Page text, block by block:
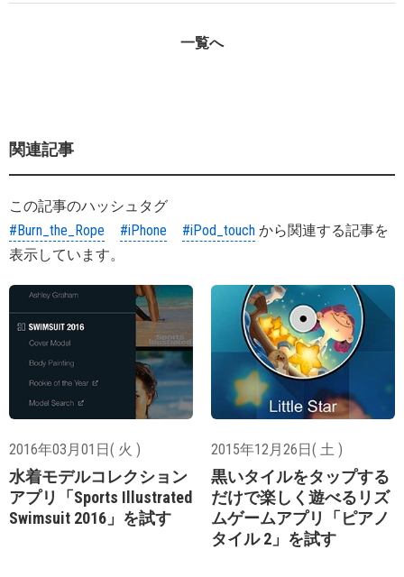
一覧へ
関連記事
この記事のハッシュタグ
#Burn_the_Rope
#iPhone #iPod_touch から関連する記事を
表示しています。
2016年03月01日( 火 )
水着モデルコレクション
アプリ「Sports Illustrated
Swimsuit 2016」を試す
2015年12月26日( 土 )
黒いタイルをタップする
だけで楽しく遊べるリズ
ムゲームアプリ「ピアノ
タイル 2」を試す